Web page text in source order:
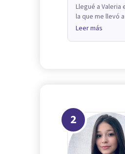
Llegué a
la que me llevó
Leer más
2